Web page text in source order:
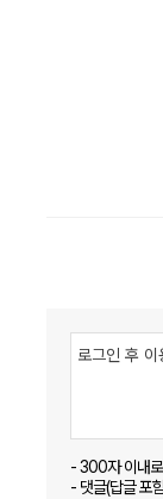
- 300자 이내
- 댓글(답글 포